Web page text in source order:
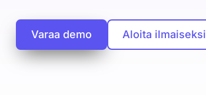
Varaa demo Aloita ilmaiseksi